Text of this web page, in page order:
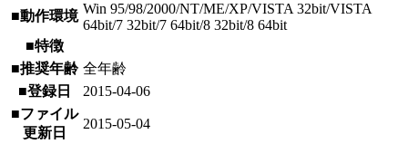
■動作環境 Win 95/98/2000/NT/ME/XP/VISTA 32bit/VISTA
64bit/7 32bit/7 64bit/8 32bit/8 64bit
■特徴
■推奨年齢 全年齢
■登録日
2015-04-06
■ファイル
更新日
2015-05-04